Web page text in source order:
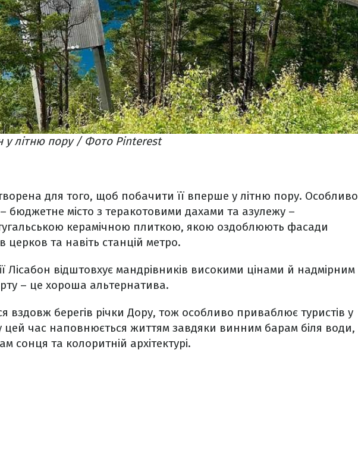
у літню пору / Фото Pinterest
для того, щоб побачити її вперше у літню пору. Особливо
бюджетне місто з теракотовими дахами та азулежу –
керамічною плиткою, якою оздоблюють фасади
церков та навіть станцій метро.
Лісабон відштовхує мандрівників високими цінами й надмірним
– це хороша альтернатива.
вздовж берегів річки Дору, тож особливо приваблює туристів у
у цей час наповнюється життям завдяки винним барам біля води,
сонця та колоритній архітектурі.